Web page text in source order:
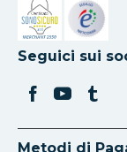
Si apre in una
Si apre in
Seguici sui
Metodi di